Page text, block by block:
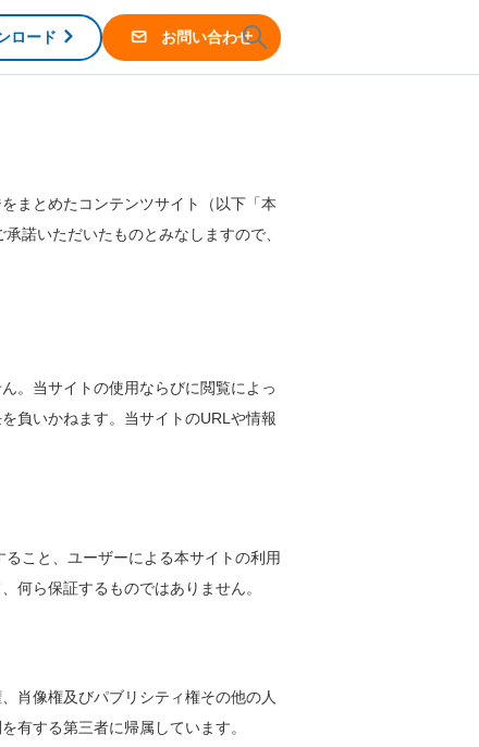
ロード お問い合わせ
まとめたコンテンツサイト（以下「本
諾いただいたものとみなしますので、
。当サイトの使⽤ならびに閲覧によっ
負いかねます。当サイトのURLや情報
こと、ユーザーによる本サイトの利⽤
何ら保証するものではありません。
肖像権及びパブリシティ権その他の⼈
有する第三者に帰属しています。